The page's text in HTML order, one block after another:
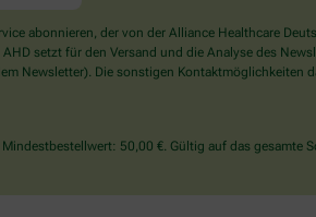
abonnieren, der von der Alliance Healthcare
setzt für den Versand und die Analyse des
Newsletter). Die sonstigen Kontaktmöglichkeiten
50,00 €. Gültig auf das gesamte